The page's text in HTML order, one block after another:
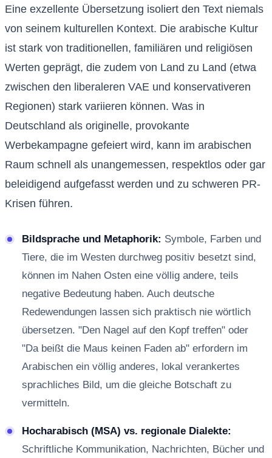
Eine exzellente Übersetzung isoliert den Text niemals
von seinem kulturellen Kontext. Die arabische Kultur
ist stark von traditionellen, familiären und religiösen
Werten geprägt, die zudem von Land zu Land (etwa
zwischen den liberaleren VAE und konservativeren
Regionen) stark variieren können. Was in
Deutschland als originelle, provokante
Werbekampagne gefeiert wird, kann im arabischen
Raum schnell als unangemessen, respektlos oder gar
beleidigend aufgefasst werden und zu schweren PR-
Krisen führen.
Bildsprache und Metaphorik: Symbole, Farben und
Tiere, die im Westen durchweg positiv besetzt sind,
können im Nahen Osten eine völlig andere, teils
negative Bedeutung haben. Auch deutsche
Redewendungen lassen sich praktisch nie wörtlich
übersetzen. "Den Nagel auf den Kopf treffen" oder
"Da beißt die Maus keinen Faden ab" erfordern im
Arabischen ein völlig anderes, lokal verankertes
sprachliches Bild, um die gleiche Botschaft zu
vermitteln.
Hocharabisch (MSA) vs. regionale Dialekte:
Schriftliche Kommunikation, Nachrichten, Bücher und